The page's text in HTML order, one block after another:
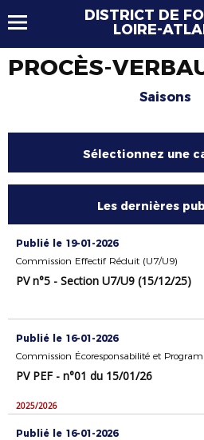
DISTRICT DE
LOIRE-
PROCÈS-
Saisons
Sélectionnez une
Les dernières
Publié le 19-01-2026
Commission Effectif Réduit (U7/U9)
PV n°5 - Section U7/U9 (15/12/25)
Publié le 16-01-2026
PV PEF - n°01 du 15/01/26
2025/2026
Publié le 16-01-2026